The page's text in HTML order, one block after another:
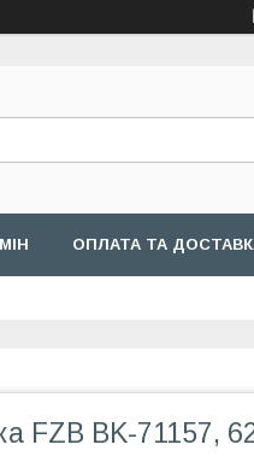
ОПЛАТА ТА
FZB BK-71157,